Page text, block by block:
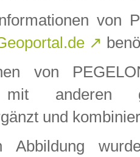
von
↗
von
anderen
und
Abbildung